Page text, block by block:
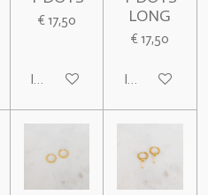
€ 17,50
In winkelwagen
LONG
€ 17,50
In